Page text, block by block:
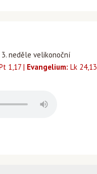
3. neděle velikonoční
1,17 | Evangelium: Lk 24,13